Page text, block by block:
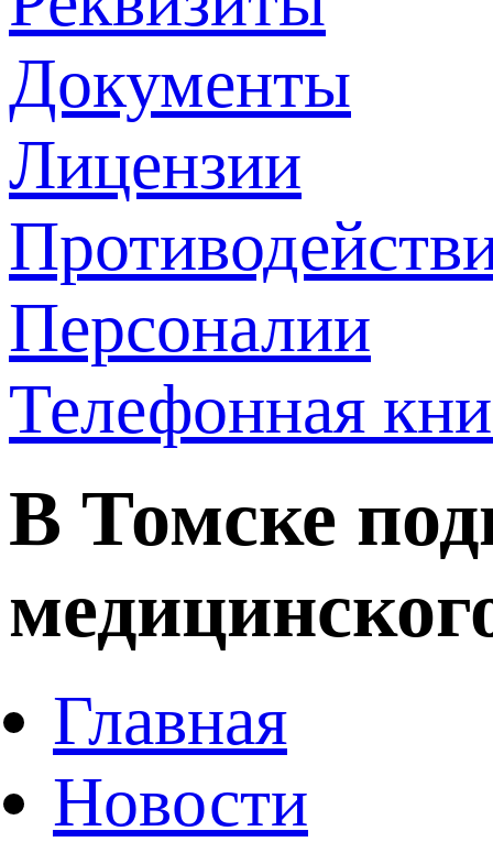
Документы
Лицензии
Персоналии
Телефонная
В Томске
Главная
Новости